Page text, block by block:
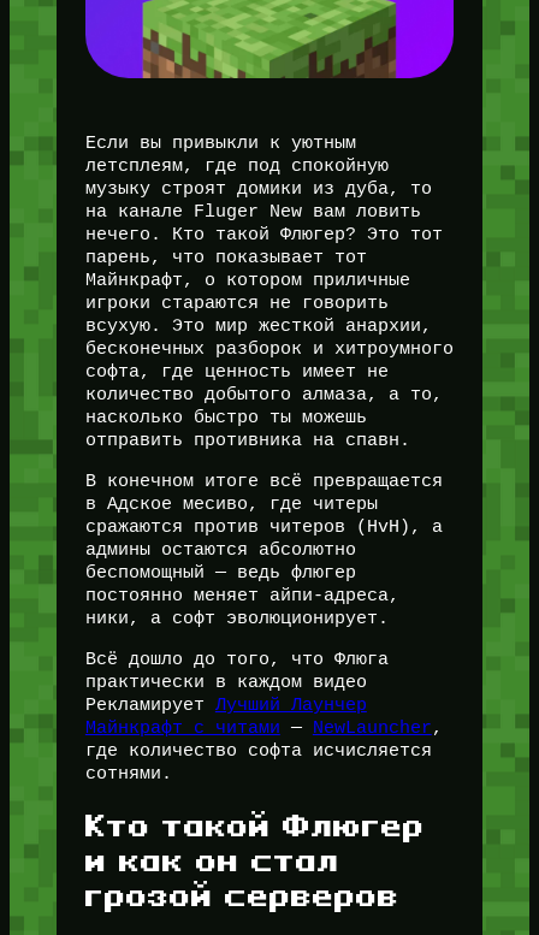
Если вы привыкли к уютным
летсплеям, где под спокойную
музыку строят домики из дуба, то
на канале Fluger New вам ловить
нечего. Кто такой Флюгер? Это тот
парень, что показывает тот
Майнкрафт, о котором приличные
игроки стараются не говорить
всухую. Это мир жесткой анархии,
бесконечных разборок и хитроумного
софта, где ценность имеет не
количество добытого алмаза, а то,
насколько быстро ты можешь
отправить противника на спавн.
В конечном итоге всё превращается
в Адское месиво, где читеры
сражаются против читеров (HvH), а
админы остаются абсолютно
беспомощный — ведь флюгер
постоянно меняет айпи-адреса,
ники, а софт эволюционирует.
Всё дошло до того, что Флюга
практически в каждом видео
Рекламирует Лучший Лаунчер
Майнкрафт с читами — NewLauncher,
где количество софта исчисляется
сотнями.
Кто такой Флюгер
и как он стал
грозой серверов